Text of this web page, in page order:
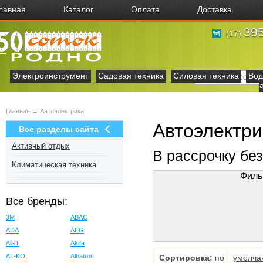
Каталог Оплата Доставка
(17)
Электроинструмент Садовая техника Силовая техника
Главная → Автоэлектрика
Все разделы сайта
Активный отдых
Климатическая техника
Все бренды:
3M
ABAC
ADA
AEG
AGT
Akita
AL-KO
Albatros
В рассрочку
Сортировка: по